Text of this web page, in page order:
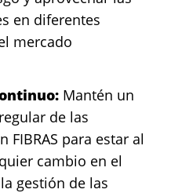
en diferentes
mercado
Mantén un
de las
FIBRAS para estar al
cambio en el
gestión de las